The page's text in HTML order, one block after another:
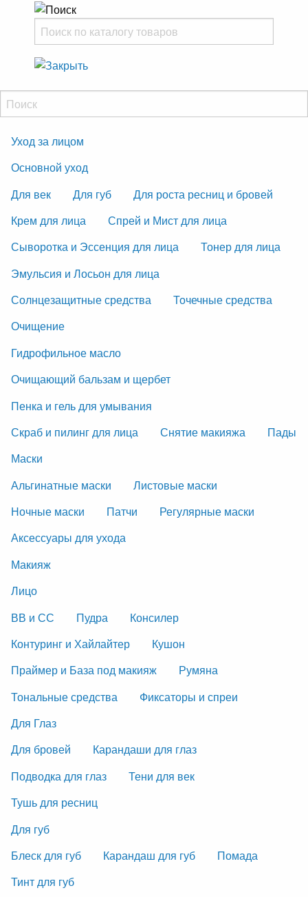
Уход за лицом
Основной уход
Для век
Для губ
Для роста ресниц и бровей
Крем для лица
Спрей и Мист для лица
Сыворотка и Эссенция для лица
Тонер для лица
Эмульсия и Лосьон для лица
Солнцезащитные средства
Точечные средства
Очищение
Гидрофильное масло
Очищающий бальзам и щербет
Пенка и гель для умывания
Скраб и пилинг для лица
Снятие макияжа
Пады
Маски
Альгинатные маски
Листовые маски
Ночные маски
Патчи
Регулярные маски
Аксессуары для ухода
Макияж
Лицо
ВВ и СС
Пудра
Консилер
Контуринг и Хайлайтер
Кушон
Праймер и База под макияж
Румяна
Тональные средства
Фиксаторы и спреи
Для Глаз
Для бровей
Карандаши для глаз
Подводка для глаз
Тени для век
Тушь для ресниц
Для губ
Блеск для губ
Карандаш для губ
Помада
Тинт для губ